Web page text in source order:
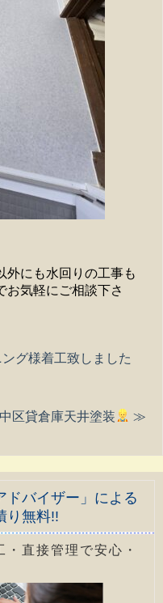
外にも水回りの工事も
お気軽にご相談下さ
グ様着工致しました
区貸倉庫天井塗装 ≫
ドバイザー」による
り無料!!
直接管理で安心・